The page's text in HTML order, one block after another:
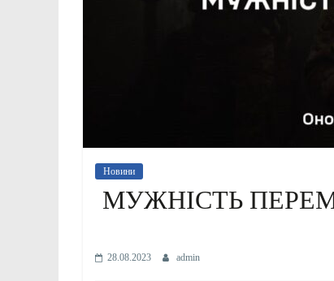
Новини
МУЖНІСТЬ
28.08.2023 admin